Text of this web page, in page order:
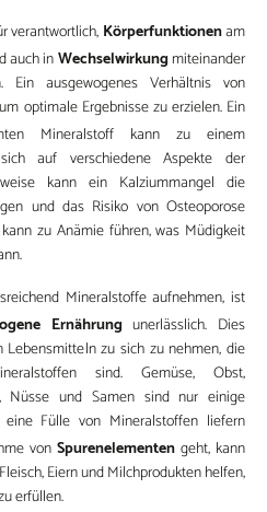
verantwortlich, Körperfunktionenam
auch inWechselwirkung miteinander
ausgewogenes Verhältnis von
optimale Ergebnisse zu erzielen. Ein
Mineralstoff kann zu einem
auf verschiedene Aspekte der
kann ein Kalziummangel die
und das Risiko von Osteoporose
zu Anämie führen, was Müdigkeit
Mineralstoffe aufnehmen, ist
Ernährungunerlässlich. Dies
zu sich zu nehmen, die
sind. Gemüse, Obst,
Nüsse und Samen sind nur einige
Fülle von Mineralstoffen liefern
vonSpurenelementengeht, kann
Eiern und Milchprodukten helfen,
erfüllen.